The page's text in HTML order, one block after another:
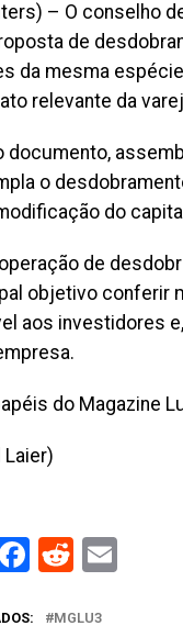
– O conselho
de
da mesma
relevante da
documento,
o
do
de
objetivo conferir
aos investidores
do Magazine
Laier)
Facebook
Reddit
MGLU3